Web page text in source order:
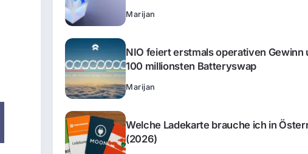
Marijan
NIO feiert erstmals operativen Gewinn
100 millionsten Batteryswap
Marijan
Welche Ladekarte brauche ich in
(2026)